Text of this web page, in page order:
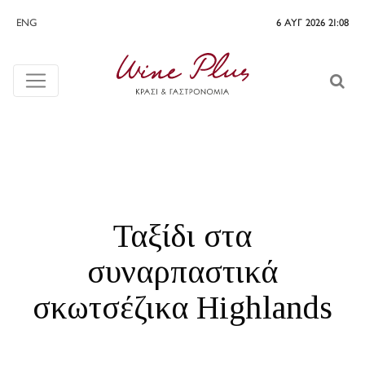
ENG 6 ΑΥΓ 2026 21:08
Ταξίδι στα
συναρπαστικά
σκωτσέζικα Highlands